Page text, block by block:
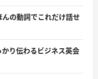
んの動詞でこれだけ話せ
かり伝わるビジネス英会